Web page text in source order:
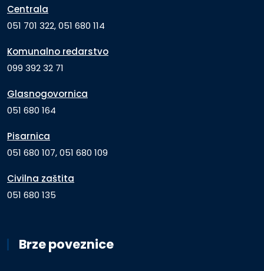
Centrala
051 701 322, 051 680 114
Komunalno redarstvo
099 392 32 71
Glasnogovornica
051 680 164
Pisarnica
051 680 107, 051 680 109
Civilna zaštita
051 680 135
Brze poveznice